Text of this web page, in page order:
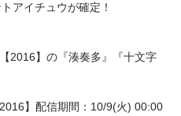
アイチュウが確定！
2016】の『湊奏多』『十文字
】配信期間：10/9(火) 00:00